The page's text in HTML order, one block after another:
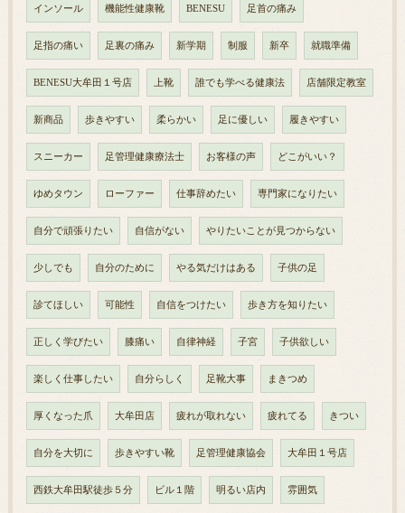
インソール 機能性健康靴 BENESU 足首の痛み
足指の痛い 足裏の痛み 新学期 制服 新卒 就職準備
BENESU大牟田１号店 上靴 誰でも学べる健康法 店舗限定教室
新商品 歩きやすい 柔らかい 足に優しい 履きやすい
スニーカー 足管理健康療法士 お客様の声 どこがいい？
ゆめタウン ローファー 仕事辞めたい 専門家になりたい
自分で頑張りたい 自信がない やりたいことが見つからない
少しでも 自分のために やる気だけはある 子供の足
診てほしい 可能性 自信をつけたい 歩き方を知りたい
正しく学びたい 膝痛い 自律神経 子宮 子供欲しい
楽しく仕事したい 自分らしく 足靴大事 まきつめ
厚くなった爪 大牟田店 疲れが取れない 疲れてる きつい
自分を大切に 歩きやすい靴 足管理健康協会 大牟田１号店
西鉄大牟田駅徒歩５分 ビル１階 明るい店内 雰囲気